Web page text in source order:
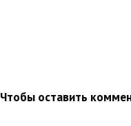
Чтобы оставить